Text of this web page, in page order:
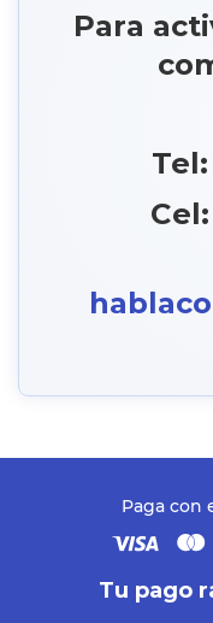
Para
Tel:
Cel:
Paga con
Tu pago